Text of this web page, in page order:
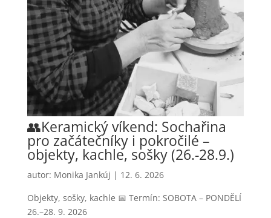
👥Keramický víkend: Sochařina
pro začátečníky i pokročilé –
objekty, kachle, sošky (26.-28.9.)
autor: Monika Jankúj | 12. 6. 2026
Objekty, sošky, kachle 📅 Termín: SOBOTA – PONDĚLÍ
26.–28. 9. 2026